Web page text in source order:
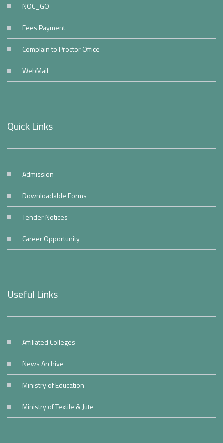
NOC_GO
Fees Payment
Complain to Proctor Office
WebMail
Quick Links
Admission
Downloadable Forms
Tender Notices
Career Opportunity
Useful Links
Affiliated Colleges
News Archive
Ministry of Education
Ministry of Textile & Jute